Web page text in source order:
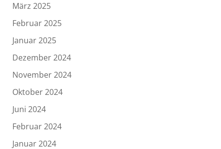
März 2025
Februar 2025
Januar 2025
Dezember 2024
November 2024
Oktober 2024
Juni 2024
Februar 2024
Januar 2024